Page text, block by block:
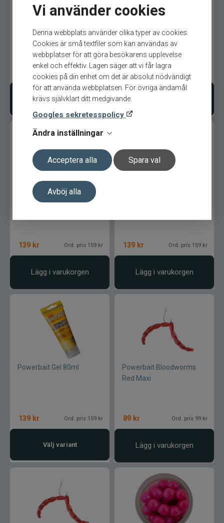
Vi använder cookies
Denna webbplats använder olika typer av cookies.
Cookies är små textfiler som kan användas av
webbplatser för att göra besökarens upplevelse
enkel och effektiv. Lagen säger att vi får lagra
cookies på din enhet om det är absolut nödvändigt
för att använda webbplatsen. För övriga ändamål
krävs självklart ditt medgivande.
Googles sekretesspolicy
Ändra inställningar
Acceptera alla Spara val
Avböj alla
River2Sea
Ron Thompson
Rovex
Savage Gear
Scientific Anglers
Scott
Simms
Smith Creek
Sölvekroken
Spiderwire
Sportsystem
Stonfo
Strike Pro
Nightcrawler 80ml Brown
Ord. pris 159 kr
Lägg i varukorgen
80ml White Silver Flake
Powerbait Gel Garlic 80ml
Green Silver Flake
139 kr Ord. pris 159 kr
Lägg i varukorgen
139 kr Ord. pris 159 kr
Lägg i varukorgen
Powerbait Gel 80ml
139 kr Ord. pris 159 kr
Välj variant
Powerbait Bloodworms
Red Maxi
89 kr Ord. pris 99 kr
Lägg i varukorgen